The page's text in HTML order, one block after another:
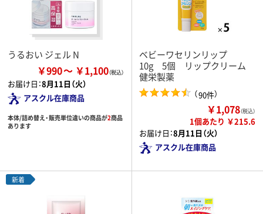
うるおい ジェル N
￥990 ￥1,100
お届け日：8月11日（火）
アスクル在庫商品
本体/詰め替え・販売単位違いの商品が2商品
あります
ベビーワセリンリップ
10g 5個 リップクリーム
健栄製薬
（90件）
￥1,078（税込）
1個あたり ￥215.6
お届け日：8月11日（火）
アスクル在庫商品
新着